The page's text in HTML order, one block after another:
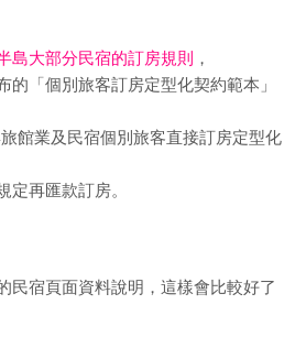
島大部分民宿的訂房規則
，
的「個別旅客訂房定型化契約範本」
館業及民宿個別旅客直接訂房定型化
定再匯款訂房。
民宿頁面資料說明，這樣會比較好了